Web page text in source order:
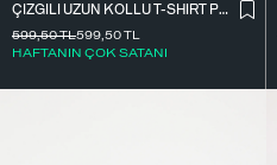
ÇIZGILI UZUN KOLLU T-SHIRT P10522
599,50TL
HAFTANIN ÇOK SATANI
599,50TL